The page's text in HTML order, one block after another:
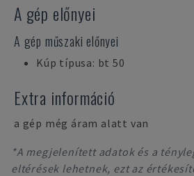
A gép előnyei
A gép műszaki előnyei
Kúp típusa: bt 50
Extra információ
a gép még áram alatt van
*A megjelenített adatok és a
eltérések lehetnek, ezt az